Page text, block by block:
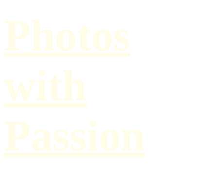
Photos
with
Passion